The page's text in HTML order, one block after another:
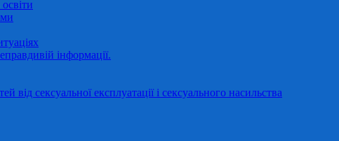
інформації.
від сексуальної експлуатації і сексуального насильства